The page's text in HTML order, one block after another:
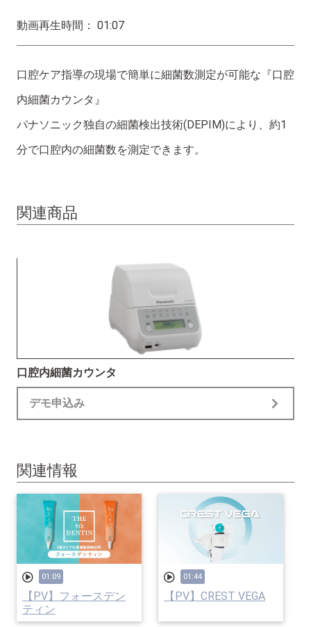
動画再生時間： 01:07
口腔ケア指導の現場で簡単に細菌数測定が可能な『口腔
内細菌カウンタ』
パナソニック独自の細菌検出技術(DEPIM)により、約1
分で口腔内の細菌数を測定できます。
関連商品
口腔内細菌カウンタ
デモ申込み
関連情報
01:09
【PV】フォースデン
ティン
01:44
【PV】CREST VEGA